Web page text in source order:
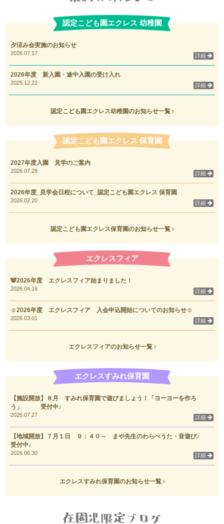
認定こども園エクレス 幼稚園
夕涼み会実施のお知らせ
2026.07.17 詳細
2026年度 新入園・途中入園の受け入れ
2025.12.22 詳細
認定こども園エクレス幼稚園のお知らせ一覧
認定こども園エクレス 保育園
2027年度入園 見学のご案内
2026.07.28 詳細
2026年度_見学会日程について_認定こども園エクレス 保育園
2026.02.20 詳細
認定こども園エクレス保育園のお知らせ一覧
エクレスフィア
🐼2026年度 エクレスフィア始まりました！
2026.04.16 詳細
☺2026年度 エクレスフィア 入会申込開始についてのお知らせ☺
2026.03.01 詳細
エクレスフィアのお知らせ一覧
エクレスすみれ保育園
【施設開放】８月 すみれ保育園で遊びましょう！「ヨーヨーを作ろ
う」 受付中♪
2026.07.27 詳細
【地域開放】７月１日 ９：４０～ まや先生のわらべうた・音遊び♪
受付中♪
2026.06.30 詳細
エクレスすみれ保育園のお知らせ一覧